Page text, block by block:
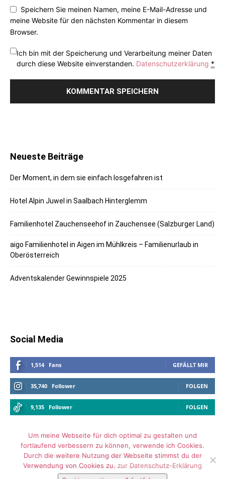
Speichern Sie meinen Namen, meine E-Mail-Adresse und
meine Website für den nächsten Kommentar in diesem
Browser.
Ich bin mit der Speicherung und Verarbeitung meiner Daten
durch diese Website einverstanden. Datenschutzerklärung *
Neueste Beiträge
Der Moment, in dem sie einfach losgefahren ist
Hotel Alpin Juwel in Saalbach Hinterglemm
Familienhotel Zauchenseehof in Zauchensee (Salzburger Land)
aigo Familienhotel in Aigen im Mühlkreis – Familienurlaub in
Oberösterreich
Adventskalender Gewinnspiele 2025
Social Media
1,514 Fans GEFÄLLT MIR
35,740 Follower FOLGEN
9,135 Follower FOLGEN
Impressum Datenschutz
Archiv
Media Kit – Influencer Kooperation
Kontaktformular
Um meine Webseite für dich optimal zu gestalten und
fortlaufend verbessern zu können, verwende ich Cookies.
Durch die weitere Nutzung der Webseite stimmst du der
Verwendung von Cookies zu. zur Datenschutz-Erklärung